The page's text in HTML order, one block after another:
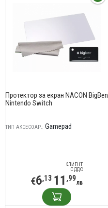
Протектор за екран NACON BigBen
Nintendo Switch
ТИП АКСЕСОАР.: Gamepad
КЛИЕНТ
С ДДС
€6,13 11 ,99лв